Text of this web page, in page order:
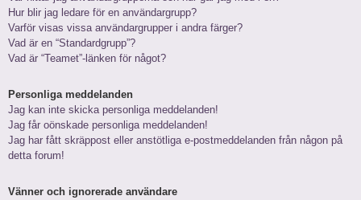
Hur blir jag ledare för en användargrupp?
Varför visas vissa användargrupper i andra färger?
Vad är en “Standardgrupp”?
Vad är “Teamet”-länken för något?
Personliga meddelanden
Jag kan inte skicka personliga meddelanden!
Jag får oönskade personliga meddelanden!
Jag har fått skräppost eller anstötliga e-postmeddelanden från någon på
detta forum!
Vänner och ignorerade användare